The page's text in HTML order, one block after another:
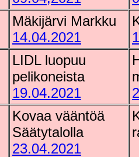
Mäkijärvi Markku
14.04.2021
LIDL luopuu
pelikoneista
19.04.2021
Kovaa vääntöä
Säätytalolla
23.04.2021